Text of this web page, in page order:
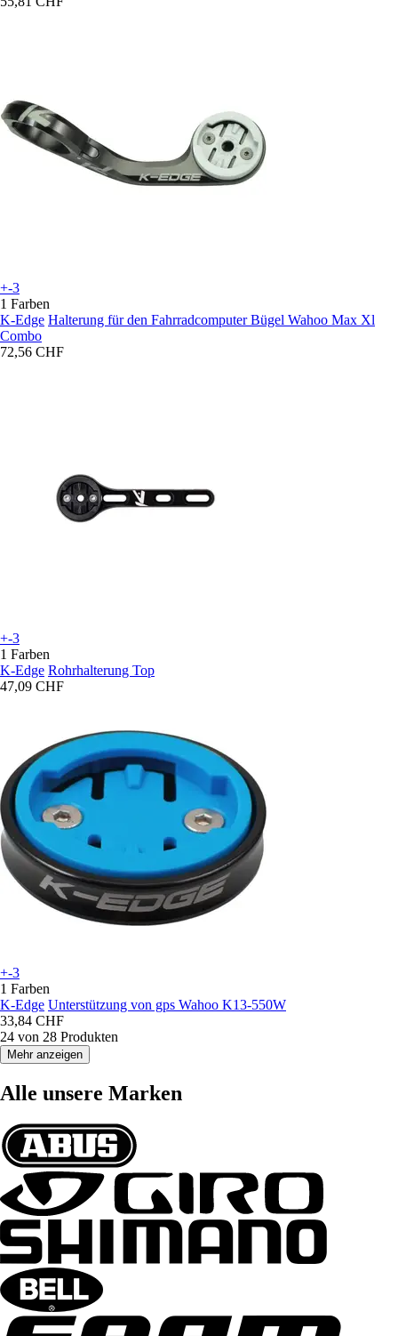
+-3
1 Farben
K-Edge Halterung für den Fahrradcomputer Bügel Wahoo Max Xl
Combo
72,56 CHF
+-3
1 Farben
K-Edge Rohrhalterung Top
47,09 CHF
+-3
1 Farben
K-Edge Unterstützung von gps Wahoo K13-550W
33,84 CHF
24 von 28 Produkten
Mehr anzeigen
Alle unsere Marken